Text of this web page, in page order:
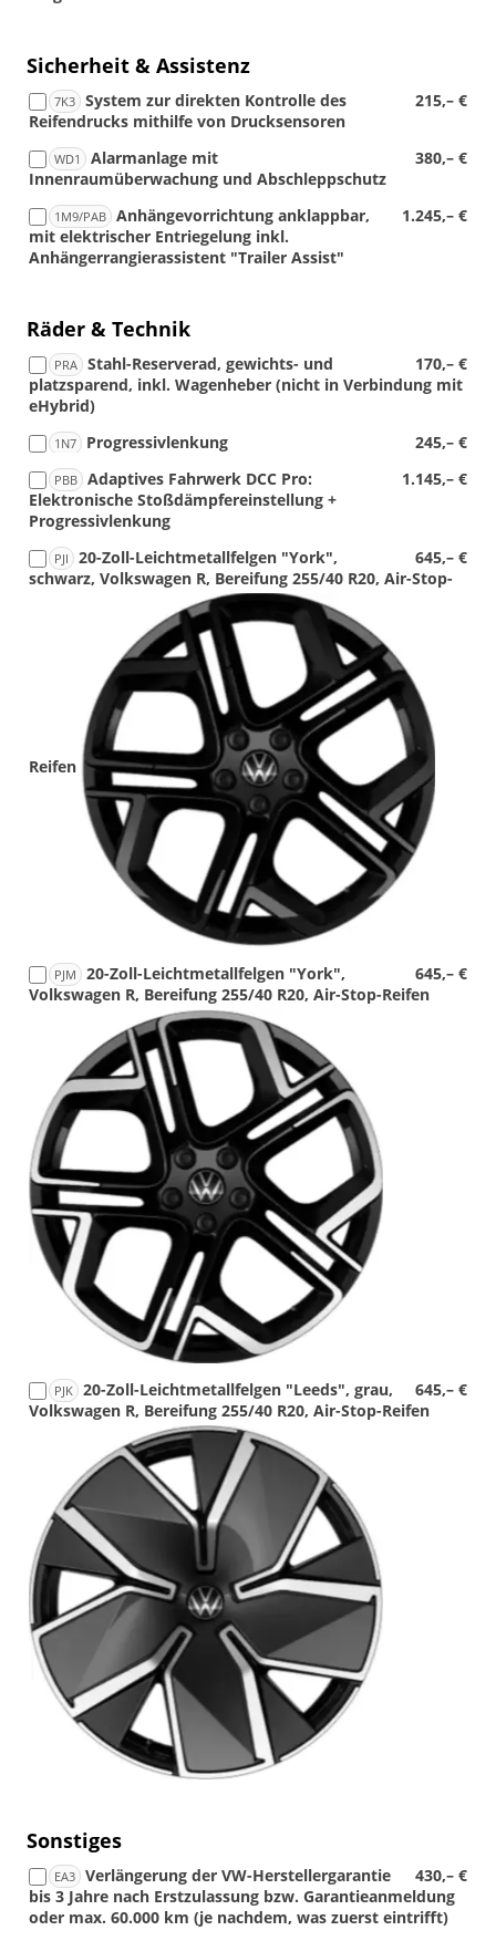
Sicherheit & Assistenz
7K3 215,– €
System zur direkten Kontrolle des
Reifendrucks mithilfe von Drucksensoren
WD1 380,– €
Alarmanlage mit
Innenraumüberwachung und Abschleppschutz
1M9/PAB 1.245,– €
Anhängevorrichtung anklappbar,
mit elektrischer Entriegelung inkl.
Anhängerrangierassistent "Trailer Assist"
Räder & Technik
PRA 170,– €
Stahl-Reserverad, gewichts- und
platzsparend, inkl. Wagenheber (nicht in Verbindung mit
eHybrid)
1N7 245,– €
Progressivlenkung
PBB 1.145,– €
Adaptives Fahrwerk DCC Pro:
Elektronische Stoßdämpfereinstellung +
Progressivlenkung
PJI 645,– €
20-Zoll-Leichtmetallfelgen "York",
schwarz, Volkswagen R, Bereifung 255/40 R20, Air-Stop-
Reifen
PJM 645,– €
20-Zoll-Leichtmetallfelgen "York",
Volkswagen R, Bereifung 255/40 R20, Air-Stop-Reifen
PJK 645,– €
20-Zoll-Leichtmetallfelgen "Leeds", grau,
Volkswagen R, Bereifung 255/40 R20, Air-Stop-Reifen
Sonstiges
EA3 430,– €
Verlängerung der VW-Herstellergarantie
bis 3 Jahre nach Erstzulassung bzw. Garantieanmeldung
oder max. 60.000 km (je nachdem, was zuerst eintrifft)